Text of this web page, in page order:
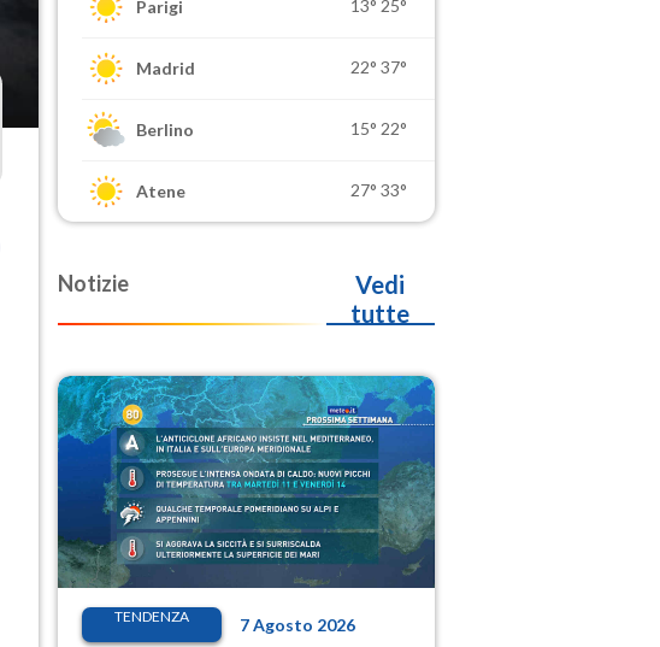
Parigi 13° 25°
Madrid 22° 37°
Berlino 15° 22°
Atene 27° 33°
Notizie
Vedi
tutte
TENDENZA 7 Agosto 2026